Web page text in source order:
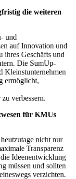
die weiteren
und
auf Innovation und
ihres Geschäfts und
Die SumUp-
Kleinstunternehmen
ermöglicht,
verbessern.
für KMUs
nicht nur
Transparenz
Ideenentwicklung
müssen und sollten
verzichten.